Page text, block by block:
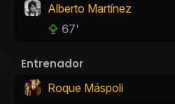
Alberto Martínez
67'
Entrenador
Roque Máspoli